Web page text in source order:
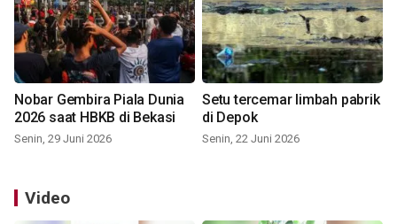
Nobar Gembira Piala Dunia
2026 saat HBKB di Bekasi
Senin, 29 Juni 2026
Setu tercemar limbah pabrik
di Depok
Senin, 22 Juni 2026
Video